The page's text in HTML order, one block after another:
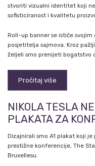
stvoriti vizualni identitet koji
sofisticiranost i kvalitetu
Roll-up banner se ističe
posjetitelja sajmova. Kroz
željeli smo prenijeti bogatstvo
Pročitaj više
NIKOLA TESLA
PLAKATA ZA
Dizajnirali smo A1 plakat koji
prestižne konferencije, The
Bruxellesu.